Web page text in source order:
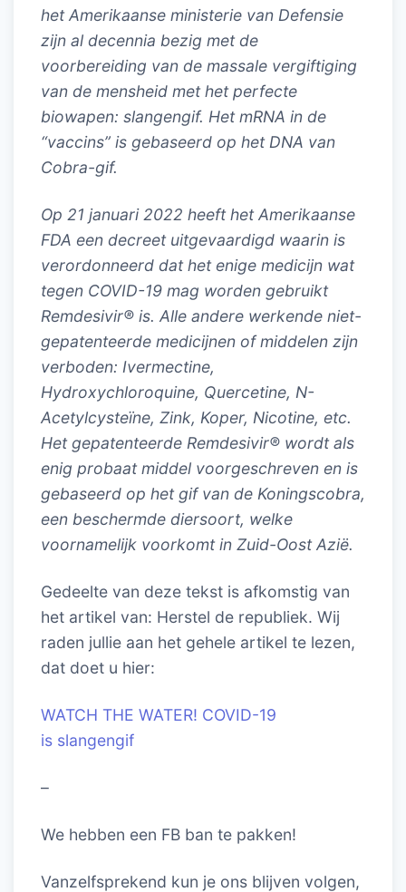
het Amerikaanse ministerie van Defensie
zijn al decennia bezig met de
voorbereiding van de massale vergiftiging
van de mensheid met het perfecte
biowapen: slangengif. Het mRNA in de
“vaccins” is gebaseerd op het DNA van
Cobra-gif.
Op 21 januari 2022 heeft het Amerikaanse
FDA een decreet uitgevaardigd waarin is
verordonneerd dat het enige medicijn wat
tegen COVID-19 mag worden gebruikt
Remdesivir® is. Alle andere werkende niet-
gepatenteerde medicijnen of middelen zijn
verboden: Ivermectine,
Hydroxychloroquine, Quercetine, N-
Acetylcysteïne, Zink, Koper, Nicotine, etc.
Het gepatenteerde Remdesivir® wordt als
enig probaat middel voorgeschreven en is
gebaseerd op het gif van de Koningscobra,
een beschermde diersoort, welke
voornamelijk voorkomt in Zuid-Oost Azië.
Gedeelte van deze tekst is afkomstig van
het artikel van: Herstel de republiek. Wij
raden jullie aan het gehele artikel te lezen,
dat doet u hier:
WATCH THE WATER! COVID-19
is slangengif
–
We hebben een FB ban te pakken!
Vanzelfsprekend kun je ons blijven volgen,